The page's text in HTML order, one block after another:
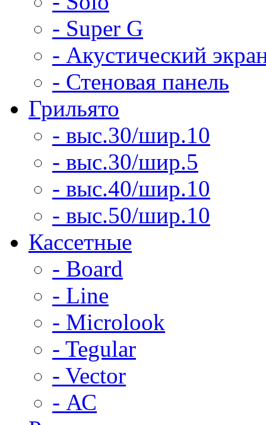
- Super G
- Акустический
- Стеновая панель
Грильято
- выс.30/шир.10
- выс.30/шир.5
- выс.40/шир.10
- выс.50/шир.10
Кассетные
- Board
- Line
- Microlook
- Tegular
- Vector
- АС